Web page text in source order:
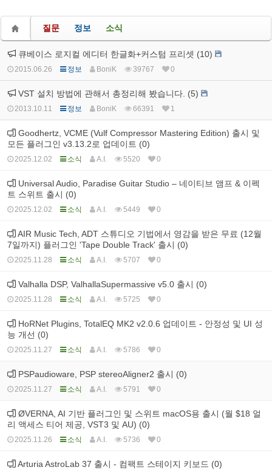
질문 정보 소식
큐베이스 로지컬 에디터 한글화+커스텀 프리셋 (10)
2015.06.26 정보 BoniK 39767 0
VST 설치 방법에 관해서 총정리해 봤습니다. (5)
2013.10.11 정보 BoniK 66391 1
Goodhertz, VCME (Vulf Compressor Mastering Edition) 출시 및
모든 플러그인 v3.13.2로 업데이트 (0)
2025.12.02 소식 A.I. 5520 0
Universal Audio, Paradise Guitar Studio – 네이티브 앰프 & 이펙
트 스위트 출시 (0)
2025.12.02 소식 A.I. 5449 0
AIR Music Tech, ADT 스튜디오 기법에서 영감을 받은 무료 (12월
7일까지) 플러그인 'Tape Double Track' 출시 (0)
2025.11.28 소식 A.I. 5707 0
Valhalla DSP, ValhallaSupermassive v5.0 출시 (0)
2025.11.28 소식 A.I. 5725 0
HoRNet Plugins, TotalEQ MK2 v2.0.6 업데이트 - 안정성 및 UI 성
능 개선 (0)
2025.11.27 소식 A.I. 5786 0
PSPaudioware, PSP stereoAligner2 출시 (0)
2025.11.27 소식 A.I. 5791 0
ØVERNA, AI 기반 플러그인 및 스위트 macOS용 출시 (월 $18 얼
리 액세스 티어 제공, VST3 및 AU) (0)
2025.11.26 소식 A.I. 5736 0
Arturia AstroLab 37 출시 - 컴팩트 스테이지 키보드 (0)